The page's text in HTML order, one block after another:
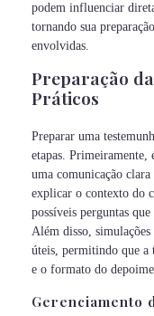
podem influenciar
tornando sua
envolvidas.
Preparação
Práticos
Preparar uma
etapas. Primeiramente,
uma comunicação
explicar o contexto do
possíveis perguntas
Além disso, simulações
úteis, permitindo que a
e o formato do
Gerenciamento